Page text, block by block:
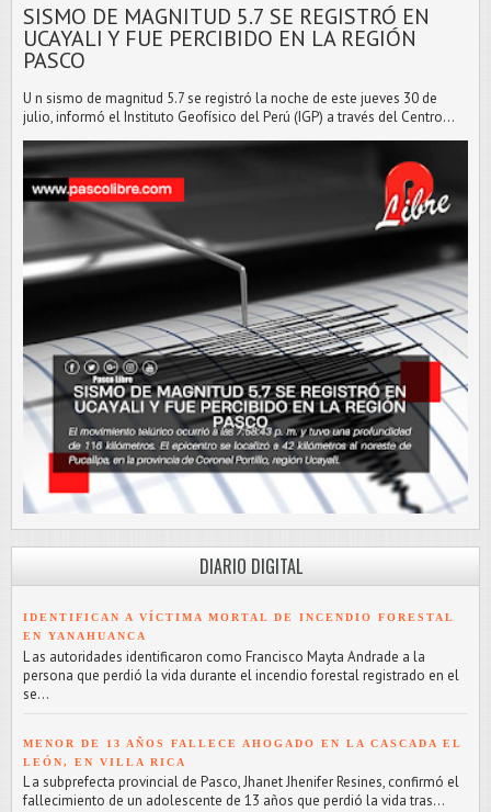
SISMO DE MAGNITUD 5.7 SE REGISTRÓ EN
UCAYALI Y FUE PERCIBIDO EN LA REGIÓN
PASCO
U n sismo de magnitud 5.7 se registró la noche de este jueves 30 de
julio, informó el Instituto Geofísico del Perú (IGP) a través del Centro...
DIARIO DIGITAL
IDENTIFICAN A VÍCTIMA MORTAL DE INCENDIO FORESTAL
EN YANAHUANCA
L as autoridades identificaron como Francisco Mayta Andrade a la
persona que perdió la vida durante el incendio forestal registrado en el
se...
MENOR DE 13 AÑOS FALLECE AHOGADO EN LA CASCADA EL
LEÓN, EN VILLA RICA
L a subprefecta provincial de Pasco, Jhanet Jhenifer Resines, confirmó el
fallecimiento de un adolescente de 13 años que perdió la vida tras...